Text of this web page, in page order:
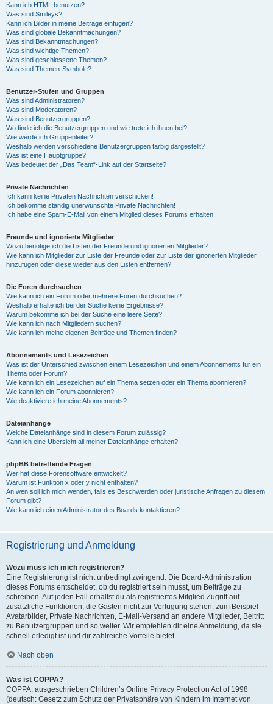
Kann ich HTML benutzen?
Was sind Smileys?
Kann ich Bilder in meine Beiträge einfügen?
Was sind globale Bekanntmachungen?
Was sind Bekanntmachungen?
Was sind wichtige Themen?
Was sind geschlossene Themen?
Was sind Themen-Symbole?
Benutzer-Stufen und Gruppen
Was sind Administratoren?
Was sind Moderatoren?
Was sind Benutzergruppen?
Wo finde ich die Benutzergruppen und wie trete ich ihnen bei?
Wie werde ich Gruppenleiter?
Weshalb werden verschiedene Benutzergruppen farbig dargestellt?
Was ist eine Hauptgruppe?
Was bedeutet der „Das Team“-Link auf der Startseite?
Private Nachrichten
Ich kann keine Privaten Nachrichten verschicken!
Ich bekomme ständig unerwünschte Private Nachrichten!
Ich habe eine Spam-E-Mail von einem Mitglied dieses Forums erhalten!
Freunde und ignorierte Mitglieder
Wozu benötige ich die Listen der Freunde und ignorierten Mitglieder?
Wie kann ich Mitglieder zur Liste der Freunde oder zur Liste der ignorierten Mitglieder
hinzufügen oder diese wieder aus den Listen entfernen?
Die Foren durchsuchen
Wie kann ich ein Forum oder mehrere Foren durchsuchen?
Weshalb erhalte ich bei der Suche keine Ergebnisse?
Warum bekomme ich bei der Suche eine leere Seite?
Wie kann ich nach Mitgliedern suchen?
Wie kann ich meine eigenen Beiträge und Themen finden?
Abonnements und Lesezeichen
Was ist der Unterschied zwischen einem Lesezeichen und einem Abonnements für ein
Thema oder Forum?
Wie kann ich ein Lesezeichen auf ein Thema setzen oder ein Thema abonnieren?
Wie kann ich ein Forum abonnieren?
Wie deaktiviere ich meine Abonnements?
Dateianhänge
Welche Dateianhänge sind in diesem Forum zulässig?
Kann ich eine Übersicht all meiner Dateianhänge erhalten?
phpBB betreffende Fragen
Wer hat diese Forensoftware entwickelt?
Warum ist Funktion x oder y nicht enthalten?
An wen soll ich mich wenden, falls es Beschwerden oder juristische Anfragen zu diesem
Forum gibt?
Wie kann ich einen Administrator des Boards kontaktieren?
Registrierung und Anmeldung
Wozu muss ich mich registrieren?
Eine Registrierung ist nicht unbedingt zwingend. Die Board-Administration
dieses Forums entscheidet, ob du registriert sein musst, um Beiträge zu
schreiben. Auf jeden Fall erhältst du als registriertes Mitglied Zugriff auf
zusätzliche Funktionen, die Gästen nicht zur Verfügung stehen: zum Beispiel
Avatarbilder, Private Nachrichten, E-Mail-Versand an andere Mitglieder, Beitritt
zu Benutzergruppen und so weiter. Wir empfehlen dir eine Anmeldung, da sie
schnell erledigt ist und dir zahlreiche Vorteile bietet.
Nach oben
Was ist COPPA?
COPPA, ausgeschrieben Children’s Online Privacy Protection Act of 1998
(deutsch: Gesetz zum Schutz der Privatsphäre von Kindern im Internet von